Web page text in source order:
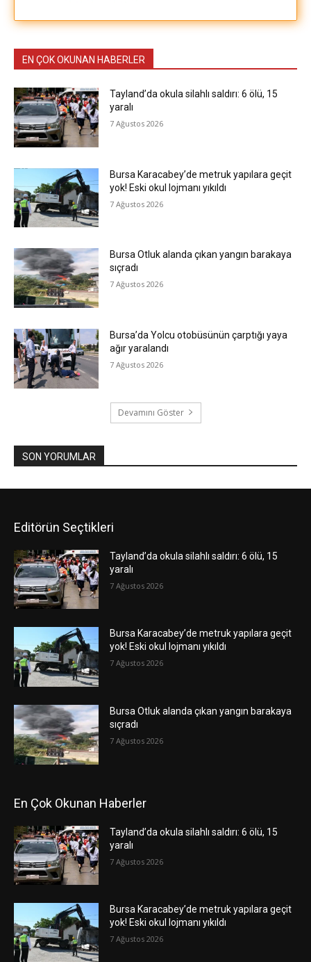
EN ÇOK OKUNAN HABERLER
Tayland’da okula silahlı saldırı: 6 ölü, 15
yaralı
7 Ağustos 2026
Bursa Karacabey’de metruk yapılara geçit
yok! Eski okul lojmanı yıkıldı
7 Ağustos 2026
Bursa Otluk alanda çıkan yangın barakaya
sıçradı
7 Ağustos 2026
Bursa’da Yolcu otobüsünün çarptığı yaya
ağır yaralandı
7 Ağustos 2026
Devamını Göster
SON YORUMLAR
Editörün Seçtikleri
Tayland’da okula silahlı saldırı: 6 ölü, 15
yaralı
7 Ağustos 2026
Bursa Karacabey’de metruk yapılara geçit
yok! Eski okul lojmanı yıkıldı
7 Ağustos 2026
Bursa Otluk alanda çıkan yangın barakaya
sıçradı
7 Ağustos 2026
En Çok Okunan Haberler
Tayland’da okula silahlı saldırı: 6 ölü, 15
yaralı
7 Ağustos 2026
Bursa Karacabey’de metruk yapılara geçit
yok! Eski okul lojmanı yıkıldı
7 Ağustos 2026